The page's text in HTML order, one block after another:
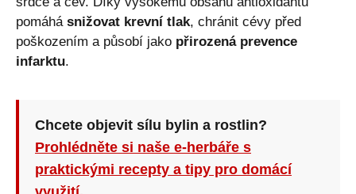
pomáhá snižovat krevní tlak, chránit cévy před
poškozením a působí jako přirozená prevence
infarktu.
Chcete objevit sílu bylin a rostlin?
Prohlédněte si naše e-herbáře s
praktickými recepty a tipy pro domácí